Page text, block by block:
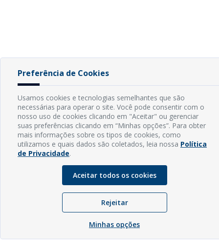
Preferência de Cookies
Usamos cookies e tecnologias semelhantes que são
necessárias para operar o site. Você pode consentir com o
nosso uso de cookies clicando em "Aceitar" ou gerenciar
suas preferências clicando em “Minhas opções”. Para obter
mais informações sobre os tipos de cookies, como
utilizamos e quais dados são coletados, leia nossa Política
de Privacidade.
Aceitar todos os cookies
Rejeitar
Minhas opções